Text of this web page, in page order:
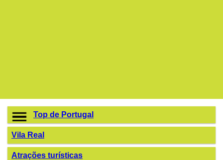
Top de Portugal
Vila Real
Atrações turísticas